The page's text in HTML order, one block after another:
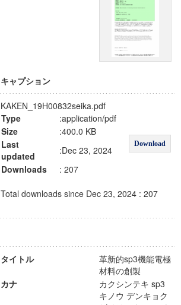
キャプション
KAKEN_19H00832seika.pdf
Type
:application/pdf
Download
Size
:400.0 KB
Last
updated
:Dec 23, 2024
Downloads
: 207
Total downloads since Dec 23, 2024 : 207
タイトル
革新的sp3機能電極
材料の創製
カナ
カクシンテキ sp3
キノウ デンキョク